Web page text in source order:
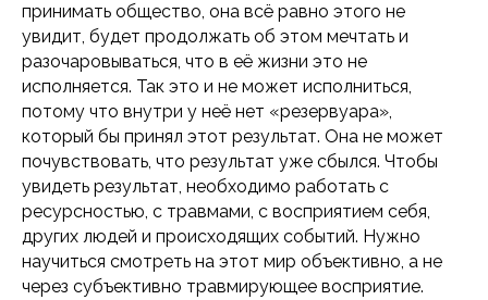
принимать общество, она всё равно этого не
увидит, будет продолжать об этом мечтать и
разочаровываться, что в её жизни это не
исполняется. Так это и не может исполниться,
потому что внутри у неё нет «резервуара»,
который бы принял этот результат. Она не может
почувствовать, что результат уже сбылся. Чтобы
увидеть результат, необходимо работать с
ресурсностью, с травмами, с восприятием себя,
других людей и происходящих событий. Нужно
научиться смотреть на этот мир объективно, а не
через субъективно травмирующее восприятие.
Сведения об образовательной
организации
Политика конфиденциальности
Публичная оферта
Политика в отношении обработки
персональных данных
Согласие на обработку персональных
данных
Политика обработки файлов cookie
Согласие на обработку файлов cookie